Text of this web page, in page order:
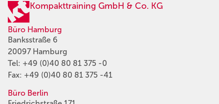
Kompakttraining GmbH & Co. KG
Büro Hamburg
Banksstraße 6
20097 Hamburg
Tel: +49 (0)40 80 81 375 -0
Fax: +49 (0)40 80 81 375 -41
Büro Berlin